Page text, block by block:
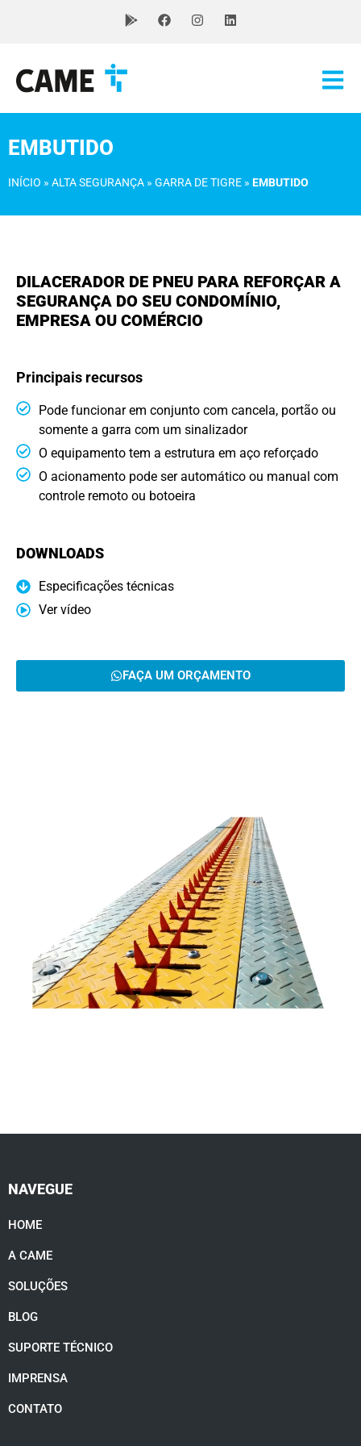
EMBUTIDO
INÍCIO » ALTA SEGURANÇA » GARRA DE TIGRE » EMBUTIDO
DILACERADOR DE PNEU PARA REFORÇAR A
SEGURANÇA DO SEU CONDOMÍNIO,
EMPRESA OU COMÉRCIO
Principais recursos
Pode funcionar em conjunto com cancela, portão ou
somente a garra com um sinalizador
O equipamento tem a estrutura em aço reforçado
O acionamento pode ser automático ou manual com
controle remoto ou botoeira
DOWNLOADS
Especificações técnicas
Ver vídeo
FAÇA UM ORÇAMENTO
NAVEGUE
HOME
A CAME
SOLUÇÕES
BLOG
SUPORTE TÉCNICO
IMPRENSA
CONTATO